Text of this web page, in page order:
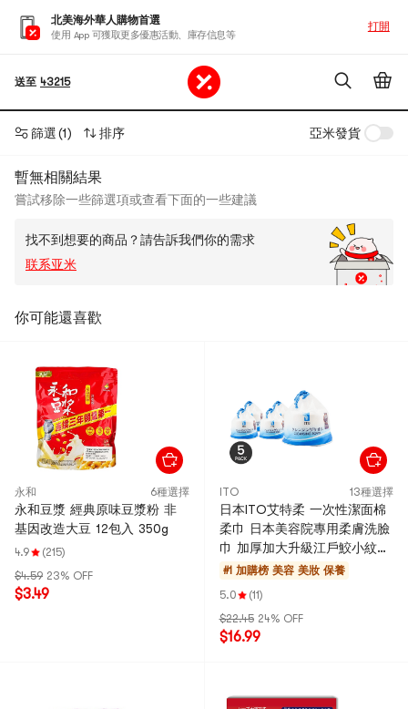
北美海外華人購物首選
使用 App 可獲取更多優惠活動、庫存信息等
打開
送至 43215
篩選(1) 排序 亞米發貨
暫無相關結果
嘗試移除一些篩選項或查看下面的一些建議
找不到想要的商品？請告訴我們你的需求
联系亚米
你可能還喜歡
永和 6種選擇
永和豆漿 經典原味豆漿粉 非
基因改造大豆 12包入 350g
4.9
(215)
$4.59 23% OFF
$3.49
ITO 13種選擇
日本ITO艾特柔 一次性潔面棉
柔巾 日本美容院專用柔膚洗臉
巾 加厚加大升級江戶鮫小紋
美妝卸妝乾濕兩用 250g*5包
#1 加購榜美容 美妝 保養
5.0
(11)
$22.45 24% OFF
$16.99